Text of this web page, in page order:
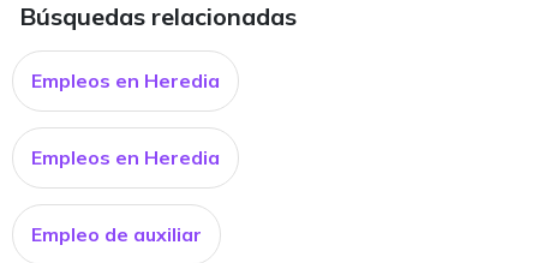
Búsquedas relacionadas
Empleos en Heredia
Empleos en Heredia
Empleo de auxiliar